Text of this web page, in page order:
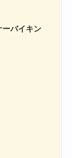
ーバイキン